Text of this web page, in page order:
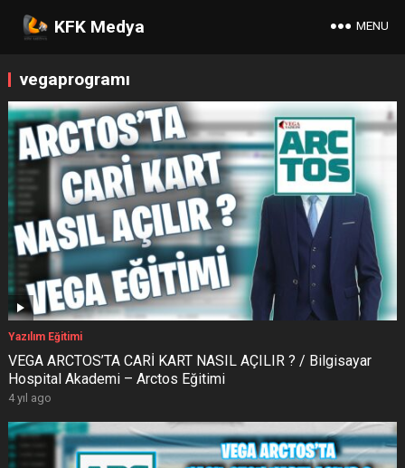
KFK Medya MENU
vegaprogramı
Yazılım Eğitimi
VEGA ARCTOS’TA CARİ KART NASIL AÇILIR ? / Bilgisayar
Hospital Akademi – Arctos Eğitimi
4 yıl ago